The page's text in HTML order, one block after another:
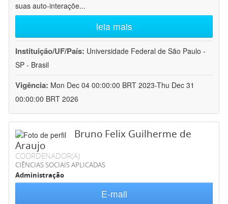
suas auto-interaçõe...
leia mais
Instituição/UF/País: Universidade Federal de São Paulo -
SP - Brasil
Vigência: Mon Dec 04 00:00:00 BRT 2023-Thu Dec 31
00:00:00 BRT 2026
Bruno Felix Guilherme de
Araujo
COORDENADOR(A)
CIÊNCIAS SOCIAIS APLICADAS
Administração
E-mail